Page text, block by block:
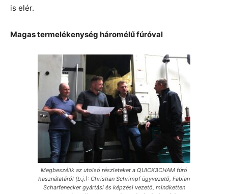
is elér.
Magas termelékenység háromélű fúróval
Megbeszélik az utolsó részleteket a QUICK3CHAM fúró
használatáról (b.j.): Christian Schrimpf ügyvezető, Fabian
Scharfenecker gyártási és képzési vezető, mindketten